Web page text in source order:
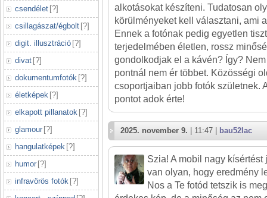
csendélet [?]
csillagászat/égbolt [?]
digit. illusztráció [?]
divat [?]
dokumentumfotók [?]
életképek [?]
elkapott pillanatok [?]
glamour [?]
hangulatképek [?]
humor [?]
infravörös fotók [?]
alkotásokat készíteni. Tudatosan
körülményeket kell választani, ami
Ennek a fotónak pedig egyetlen
terjedelmében életlen, rossz
gondolkodjak el a kávén? Így?
pontnál nem ér többet. Közösségi
csoportjaiban jobb fotók születnek.
pontot adok érte!
2025. november 9. | 11:47 | bau52lac
Szia! A mobil nagy
van olyan, hogy eredmény
Nos a Te fotód tetszik is